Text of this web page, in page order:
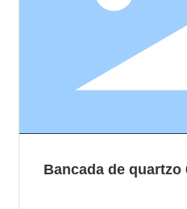
Bancada de quartzo